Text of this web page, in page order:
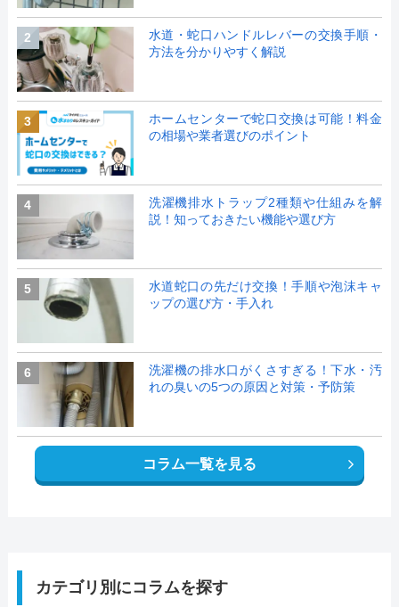
2
水道・蛇口ハンドルレバーの交換手順・
方法を分かりやすく解説
3
ホームセンターで蛇口交換は可能！料金
の相場や業者選びのポイント
4
洗濯機排水トラップ2種類や仕組みを解
説！知っておきたい機能や選び方
5
水道蛇口の先だけ交換！手順や泡沫キャ
ップの選び方・手入れ
6
洗濯機の排水口がくさすぎる！下水・汚
れの臭いの5つの原因と対策・予防策
コラム一覧を見る
カテゴリ別にコラムを探す